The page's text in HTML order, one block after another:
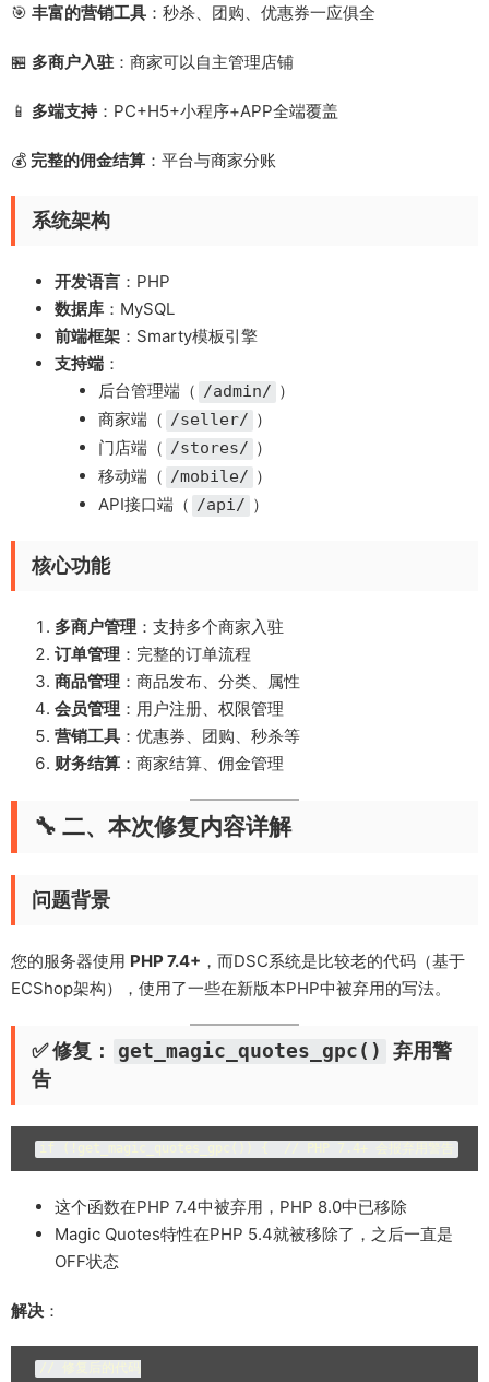
🎯 丰富的营销工具 ：秒杀、团购、优惠券一应俱全
🏪 多商户入驻 ：商家可以自主管理店铺
📱 多端支持：PC+H5+小程序+APP全端覆盖
💰 完整的佣金结算 ：平台与商家分账
系统架构
开发语言 ：PHP
数据库 ：MySQL
前端框架 ：Smarty模板引擎
支持端 ：
后台管理端（ /admin/ ）
商家端（ /seller/ ）
门店端（ /stores/ ）
移动端（ /mobile/ ）
API接口端（ /api/ ）
核心功能
多商户管理 ：支持多个商家入驻
订单管理 ：完整的订单流程
商品管理 ：商品发布、分类、属性
会员管理 ：用户注册、权限管理
营销工具 ：优惠券、团购、秒杀等
财务结算 ：商家结算、佣金管理
🔧 二、本次修复内容详解
问题背景
您的服务器使用 PHP 7.4+ ，而DSC系统是比较老的代码（基于
ECShop架构），使用了一些在新版本PHP中被弃用的写法。
✅ 修复： get_magic_quotes_gpc()
弃用警
告
if (!get_magic_quotes_gpc()) {  // PHP 7.4+ 会报弃用警告
这个函数在PHP 7.4中被弃用，PHP 8.0中已移除
Magic Quotes特性在PHP 5.4就被移除了，之后一直是
OFF状态
解决 ：
// 修复后的代码